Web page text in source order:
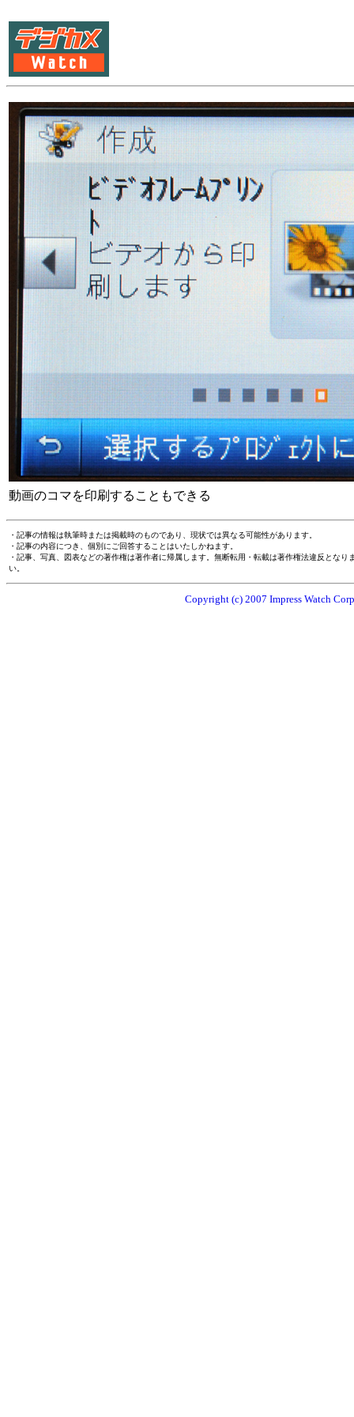
動画のコマを印刷することもできる
・記事の情報は執筆時または掲載時のものであり、現状では異なる可能性があります。
・記事の内容につき、個別にご回答することはいたしかねます。
・記事、写真、図表などの著作権は著作者に帰属します。無断転用・転載は著作権法違反とな
い。
Copyright (c) 2007 Impress Watch